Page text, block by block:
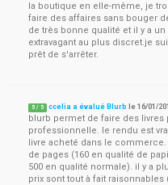
la boutique en elle-même, je
faire des affaires sans bouger
de très bonne qualité et il y a
extravagant au plus discret.je
prêt de s'arrêter.
5 / 5 ccelia a évalué Blurb le16/01/
blurb permet de faire des livres
professionnelle. le rendu est
livre acheté dans le
de pages (160 en qualité de
500 en qualité normale). il y a
prix sont tout à fait